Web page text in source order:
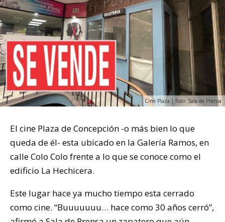
Cine Plaza | Foto: Sala de Prensa
El cine Plaza de Concepción -o más bien lo que
queda de él- esta ubicado en la Galería Ramos, en
calle Colo Colo frente a lo que se conoce como el
edificio La Hechicera.
Este lugar hace ya mucho tiempo esta cerrado
como cine. “Buuuuuuu… hace como 30 años cerró”,